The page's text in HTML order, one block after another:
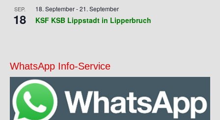
SEP.
18
18. September-21. September
KSF KSB Lippstadt in Lipperbruch
WhatsApp Info-Service